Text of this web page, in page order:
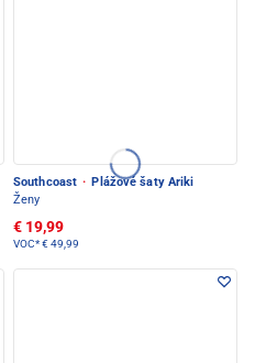
Southcoast · Plážové šaty Ariki
Ženy
€ 19,99
VOC*€ 49,99